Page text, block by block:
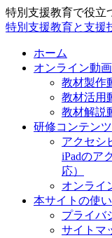
特別支援教育で役立
特別支援教育と支援
ホーム
オンライン動画
教材製作
教材活用
教材解説
研修コンテンツ
アクセシ
iPadのア
応）
オンライ
本サイトの使
プライバ
サイトマ